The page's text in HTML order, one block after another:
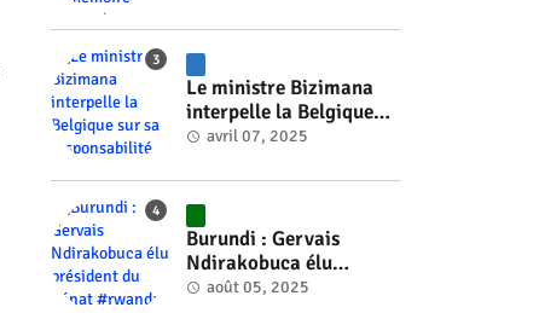
#RwOT
Le ministre Bizimana
interpelle la Belgique
sur sa responsabilité
génocide #rwanda
#RwOT
avril 07, 2025
Burundi : Gervais
Ndirakobuca élu
président du Sénat
août 05, 2025